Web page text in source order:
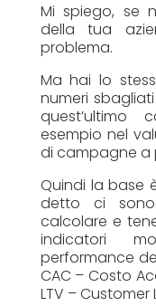
Mi spiego, se
della tua
problema.
Ma hai lo
numeri
quest’ultimo
esempio nel
di campagne a
Quindi la base
detto ci
calcolare e
indicatori
performance
CAC – Costo
LTV – Customer